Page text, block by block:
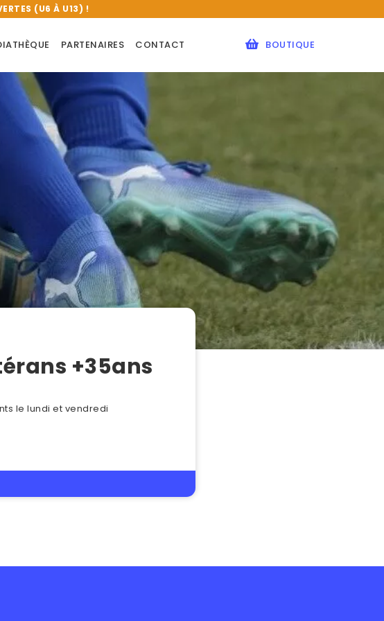
(U6 À U13) !
PARTENAIRES CONTACT BOUTIQUE
BÈGLAIS
+35ans
le lundi et vendredi